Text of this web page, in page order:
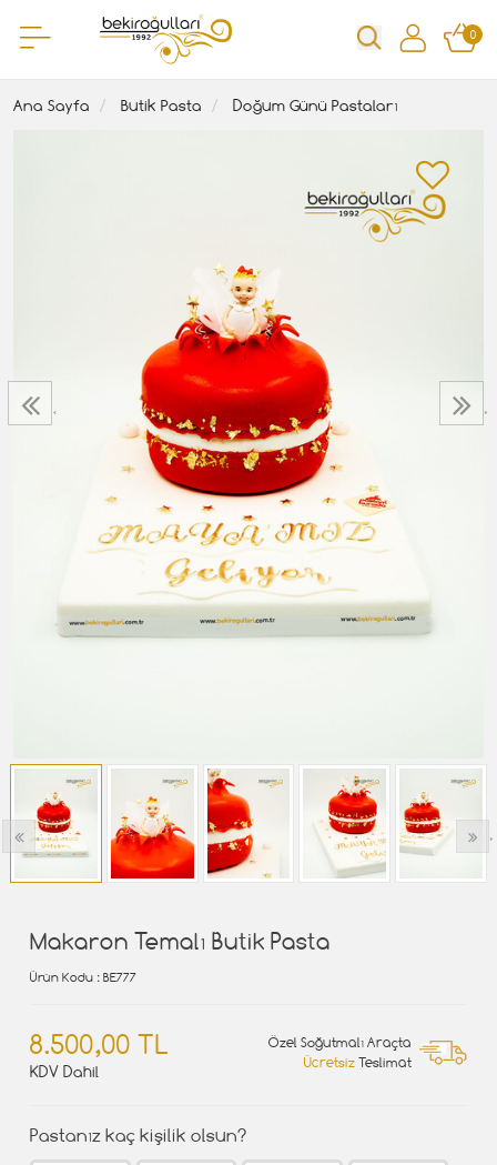
0
Ana Sayfa Butik Pasta Doğum Günü Pastaları
‹ ›
‹ ›
Makaron Temalı Butik Pasta
Ürün Kodu : BE777
8.500,00 TL
KDV Dahil
Özel Soğutmalı Araçta
Ücretsiz Teslimat
Pastanız kaç kişilik olsun?